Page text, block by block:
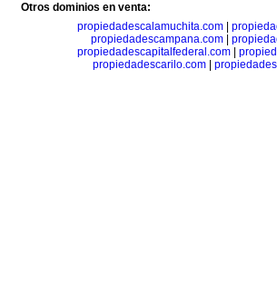
Otros dominios en venta:
propiedadescalamuchita.com
propiedadescampana.com
propiedadescapitalfederal.com
propiedadescarilo.com